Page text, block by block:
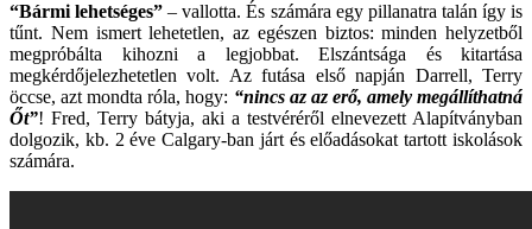
“Bármi lehetséges” – vallotta. És számára egy pillanatra talán így is
tűnt. Nem ismert lehetetlen, az egészen biztos: minden helyzetből
megpróbálta kihozni a legjobbat. Elszántsága és kitartása
megkérdőjelezhetetlen volt. Az futása első napján Darrell, Terry
öccse, azt mondta róla, hogy: “nincs az az erő, amely megállíthatná
Őt”! Fred, Terry bátyja, aki a testvéréről elnevezett Alapítványban
dolgozik, kb. 2 éve Calgary-ban járt és előadásokat tartott iskolások
számára.